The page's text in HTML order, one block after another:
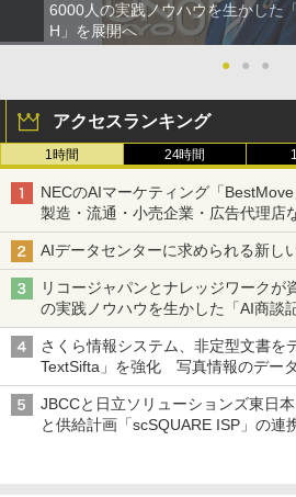
6000人の実践ノウハウを生かした
H」を展開へ
●
● ●
アクセスランキング
1時間 24時間
NECのAIマーケティング「
製造・流通・小売企業・広告代理店
AIデータセンターに求められる新し
リコージャパンとナレッジワークが
の実践ノウハウを生かした「AI商談
さくら情報システム、非定型文書を
TextSifta」を強化 写真情報のデー
JBCCと日立ソリューションズ東日
と供給計画「scSQUARE ISP」の連